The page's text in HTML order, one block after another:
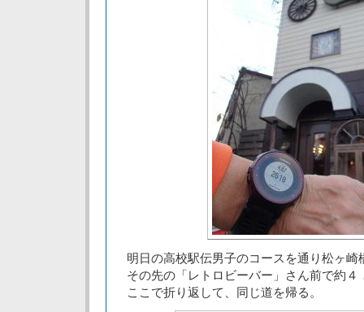
明日の高校駅伝男子のコースを通り松ヶ崎
その先の「レトロビーバー」さん前で約４
ここで折り返して、同じ道を帰る。